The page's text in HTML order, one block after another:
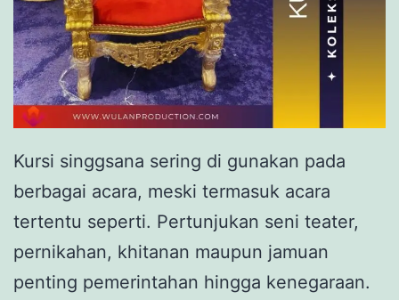
Kursi singgsana sering di gunakan pada
berbagai acara, meski termasuk acara
tertentu seperti. Pertunjukan seni teater,
pernikahan, khitanan maupun jamuan
penting pemerintahan hingga kenegaraan.